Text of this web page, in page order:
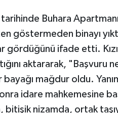
tarihinde Buhara
göstermeden binayı
gördüğünü ifade etti.
aktararak, "Başvuru
mağdur oldu.
idare mahkemesine
nizamda, ortak